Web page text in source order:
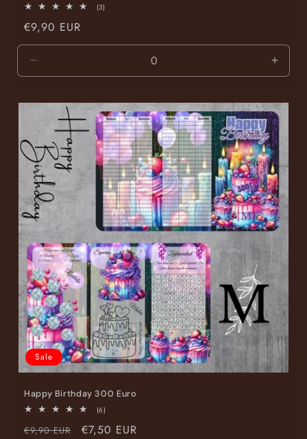
(3)3
Normaler
Preis
€9,90 EUR
die
Default
Title
die
für
Title
Sale
Happy Birthday 300 Euro
(6)6
insgesamt
Normaler
€9,90 EUR Verkaufspreis
€7,50 EUR